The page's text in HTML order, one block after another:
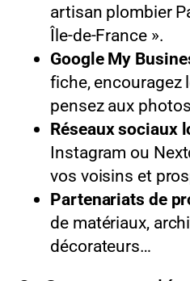
artisan plombier
Île-de-France ».
Google My
fiche, encouragez
pensez aux
Réseaux sociaux
Instagram ou
vos voisins et
Partenariats de
de matériaux,
décorateurs…